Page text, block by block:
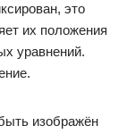
это
их положения
уравнений.
изображён